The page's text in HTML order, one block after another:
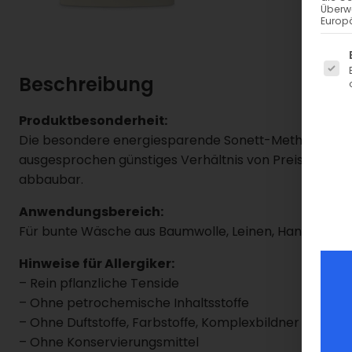
Beschreibung
Produktbesonderheit:
Die besondere energiesparende Sonett-Methode
ausgesprochen günstiges Verhältnis von Preis zu
abbaubar.
Anwendungsbereich:
Für bunte Wäsche aus Baumwolle, Leinen, Hanf und
Hinweise für Allergiker:
– Rein pflanzliche Tenside
– Ohne petrochemische Inhaltsstoffe
– Ohne Duftstoffe, Farbstoffe, Komplexbildner
– Ohne Konservierungsmittel
Es